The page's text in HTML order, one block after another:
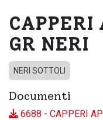
CAPPERI
GR NERI
NERI SOTTOLI
Documenti
6688 - CAPPERI